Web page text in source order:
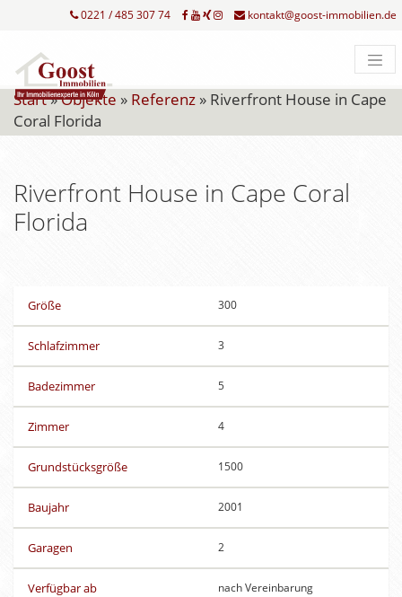
0221 / 485 307 74 kontakt@goost-immobilien.de
Start»Objekte » Referenz » Riverfront House in Cape
Coral Florida
Riverfront House in Cape Coral
Florida
Größe 300
Schlafzimmer 3
Badezimmer 5
Zimmer 4
Grundstücksgröße 1500
Baujahr 2001
Garagen 2
Verfügbar ab nach Vereinbarung